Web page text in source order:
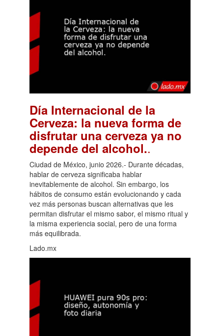
Día Internacional de la
Cerveza: la nueva forma de
disfrutar una cerveza ya no
depende del alcohol..
Ciudad de México, junio 2026.- Durante décadas,
hablar de cerveza significaba hablar
inevitablemente de alcohol. Sin embargo, los
hábitos de consumo están evolucionando y cada
vez más personas buscan alternativas que les
permitan disfrutar el mismo sabor, el mismo ritual y
la misma experiencia social, pero de una forma
más equilibrada.
Lado.mx